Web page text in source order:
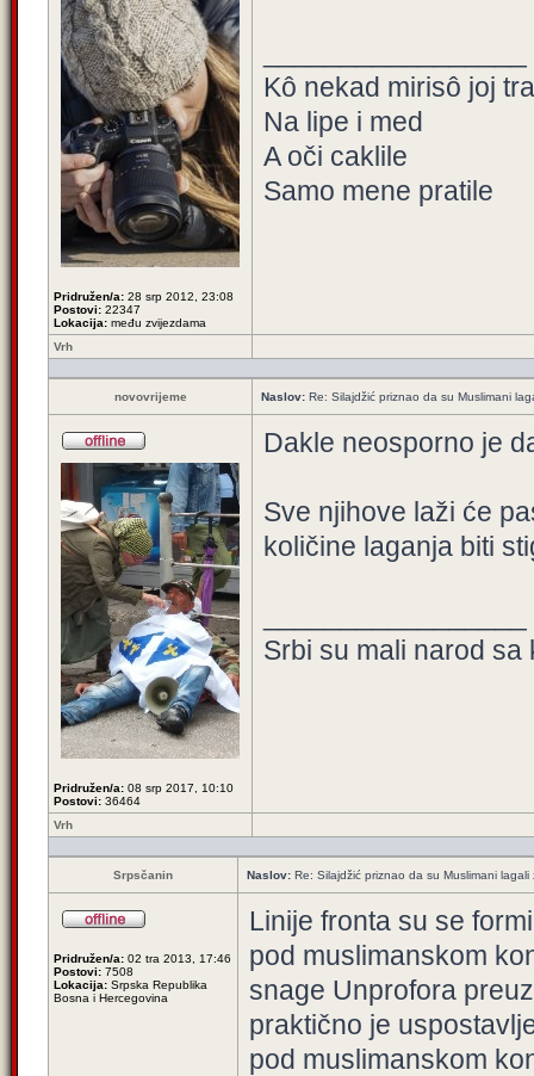
Pridružen/a: 28 srp 2012, 23:08
Postovi: 22347
Lokacija: među zvijezdama
Kô nekad mirisô joj
Na lipe i med
A oči caklile
Samo mene pratile
Vrh
novovrijeme Naslov: Re: Silajdžić priznao da su Muslimani
Pridružen/a: 08 srp 2017, 10:10
Postovi: 36464
Dakle neosporno je
Sve njihove laži će
količine laganja biti
Srbi su mali narod
Vrh
Srpsčanin Naslov: Re: Silajdžić priznao da su Muslimani lagali
Pridružen/a: 02 tra 2013, 17:46
Postovi: 7508
Lokacija: Srpska Republika
Bosna i Hercegovina
Linije fronta su se
pod muslimanskom
snage Unprofora
praktično je
pod muslimanskom